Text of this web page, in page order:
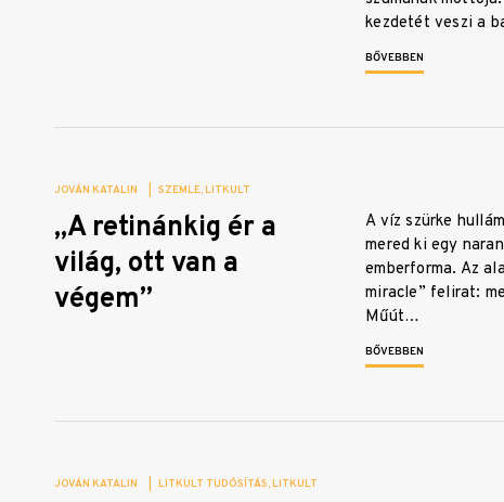
kezdetét veszi a
BŐVEBBEN
JOVÁN KATALIN SZEMLE LITKULT
„A retinánkig ér a
világ, ott van a
végem”
A víz szürke
mered ki egy
emberforma. Az
miracle” felirat:
Műút…
BŐVEBBEN
JOVÁN KATALIN LITKULT TUDÓSÍTÁS LITKULT